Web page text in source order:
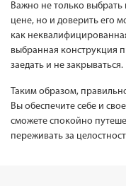
Важно не только
цене, но и доверить его
как
выбранная конструкция
заедать и не закрываться.
Таким образом,
Вы обеспечите себе и
сможете спокойно
переживать за